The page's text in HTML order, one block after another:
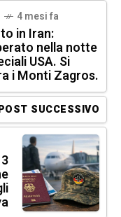
4 mesi fa
in Iran:
nella notte
USA. Si
i Monti Zagros.
SUCCESSIVO